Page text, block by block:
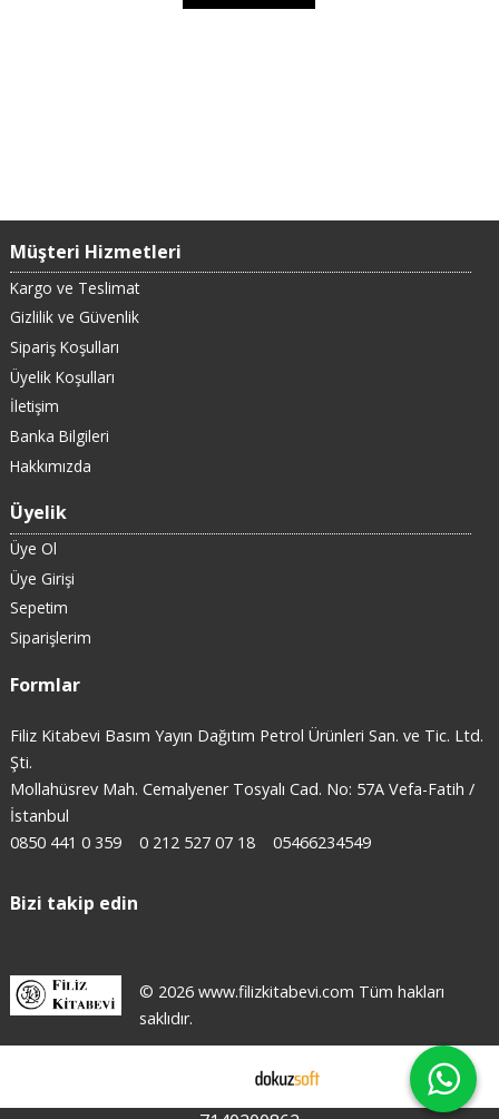
Müşteri Hizmetleri
Kargo ve Teslimat
Gizlilik ve Güvenlik
Sipariş Koşulları
Üyelik Koşulları
İletişim
Banka Bilgileri
Hakkımızda
Üyelik
Üye Ol
Üye Girişi
Sepetim
Siparişlerim
Formlar
Filiz Kitabevi Basım Yayın Dağıtım Petrol Ürünleri San. ve Tic. Ltd.
Şti.
Mollahüsrev Mah. Cemalyener Tosyalı Cad. No: 57A Vefa-Fatih /
İstanbul
0850 441 0 359
0 212 527 07 18 05466234549
Bizi takip edin
© 2026 www.filizkitabevi.com Tüm hakları
saklıdır.